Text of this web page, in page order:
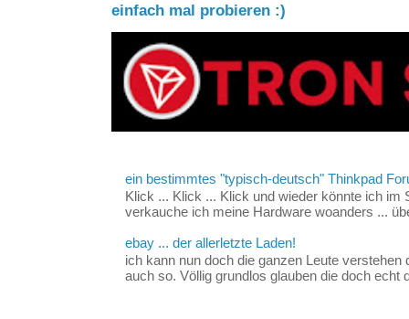
einfach mal probieren :)
ein bestimmtes "typisch-deutsch" Thinkpad
Klick ... Klick ... Klick und wieder könnte ich im
verkauche ich meine Hardware woanders ...
ebay ... der allerletzte Laden!
ich kann nun doch die ganzen Leute
auch so. Völlig grundlos glauben die doch echt